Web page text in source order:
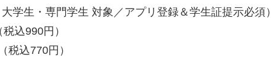
学生・専門学生 対象／アプリ登録＆学生証提示必須）
込990円）
税込770円）